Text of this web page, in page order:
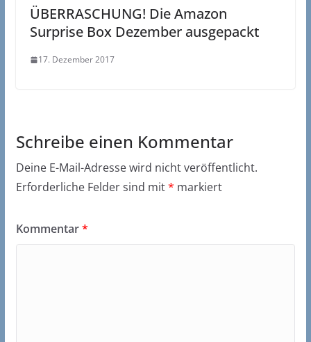
ÜBERRASCHUNG! Die Amazon
Surprise Box Dezember ausgepackt
17. Dezember 2017
Schreibe einen Kommentar
Deine E-Mail-Adresse wird nicht veröffentlicht.
Erforderliche Felder sind mit* markiert
Kommentar*